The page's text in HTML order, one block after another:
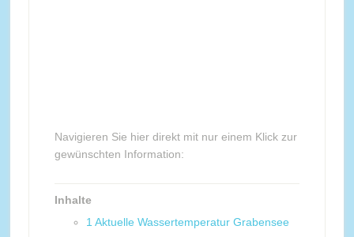
Navigieren Sie hier direkt mit nur einem Klick zur
gewünschten Information:
Inhalte
1 Aktuelle Wassertemperatur Grabensee